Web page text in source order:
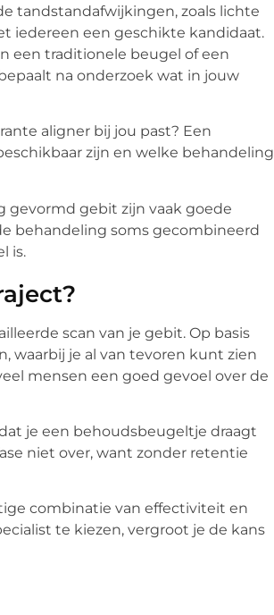
tandstandafwijkingen, zoals lichte
iedereen een geschikte kandidaat.
een traditionele beugel of een
na onderzoek wat in jouw
aligner bij jou past? Een
zijn en welke behandeling
gevormd gebit zijn vaak goede
behandeling soms gecombineerd
is.
scan van je gebit. Op basis
waarbij je al van tevoren kunt zien
mensen een goed gevoel over de
je een behoudsbeugeltje draagt
niet over, want zonder retentie
combinatie van effectiviteit en
te kiezen, vergroot je de kans